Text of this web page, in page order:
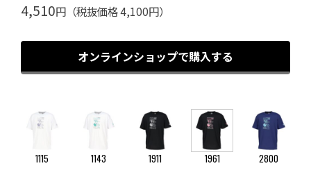
4,510円（税抜価格 4,100円）
オンラインショップで購入する
1115 1143 1911 1961 2800